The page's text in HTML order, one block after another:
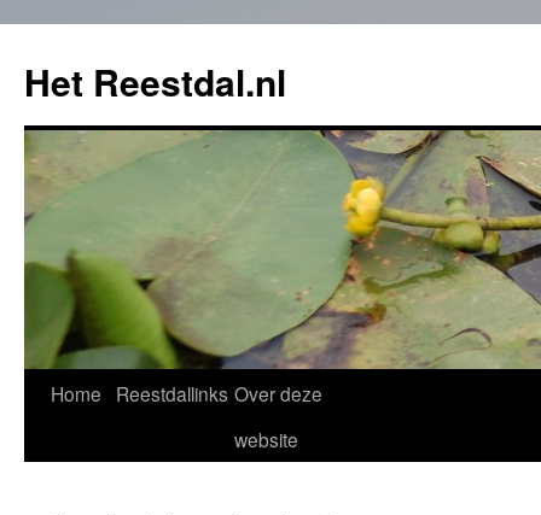
Het Reestdal.nl
Skip
Home Reestdallinks Over deze
website